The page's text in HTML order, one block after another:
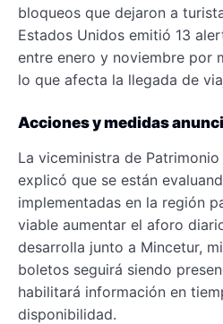
bloqueos que dejaron a
Estados Unidos emitió 13
entre enero y noviembre por
lo que afecta la llegada de
Acciones y medidas
La viceministra de
explicó que se están
implementadas en la región
viable aumentar el aforo
desarrolla junto a Mincetur,
boletos seguirá siendo
habilitará información en
disponibilidad.